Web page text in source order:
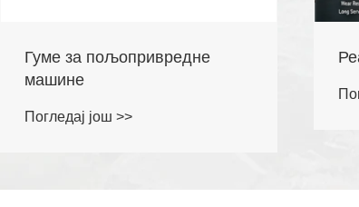
Реацх Труцк Вхеелс